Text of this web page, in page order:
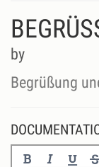
by
Begrüßung